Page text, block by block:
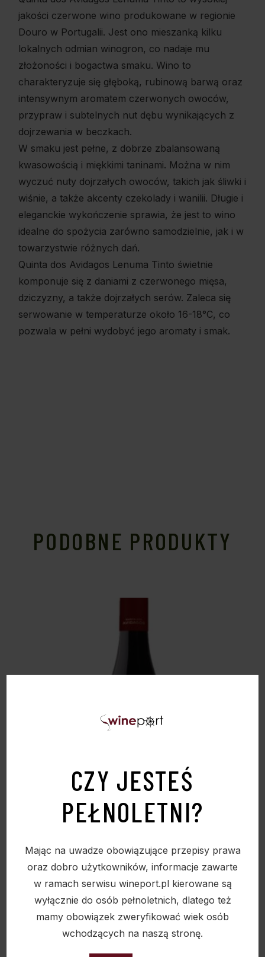
CZY JESTEŚ
PEŁNOLETNI?
Mając na uwadze obowiązujące przepisy prawa
oraz dobro użytkowników, informacje zawarte
w ramach serwisu wineport.pl kierowane są
wyłącznie do osób pełnoletnich, dlatego też
mamy obowiązek zweryfikować wiek osób
wchodzących na naszą stronę.
jakości czerwone wino produkowane w regionie
Douro w Portugalii. Jest ono mieszanką kilku
lokalnych odmian winogron, co nadaje mu
złożoności i bogactwa smaku. Wino to
charakteryzuje się głęboką, rubinową barwą oraz
intensywnym aromatem czerwonych owoców,
przypraw i subtelnych nut dębu wynikających z
dojrzewania w beczkach.
W smaku jest pełne, z dobrze zbalansowaną
kwasowością i miękkimi taninami. Można w nim
wyczuć nuty dojrzałych owoców, takich jak śliwki i
wiśnie, a także akcenty czekolady i wanilii. Długie i
eleganckie wykończenie sprawia, że jest to wino
idealne do spożycia zarówno samodzielnie, jak i w
towarzystwie różnych dań.
Quinta dos Avidagos Lenuma Tinto świetnie
komponuje się z daniami z czerwonego mięsa,
dziczyzny, a także dojrzałych serów. Zaleca się
serwowanie w temperaturze około 16-18°C, co
pozwala w pełni wydobyć jego aromaty i smak.
PODOBNE PRODUKTY
ALC.
141,00zł